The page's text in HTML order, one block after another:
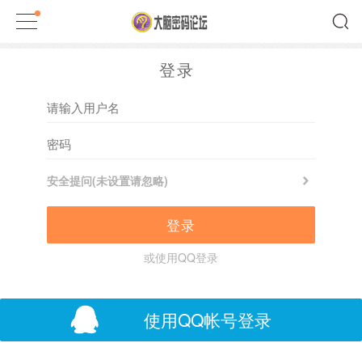
登录
安全提问(未设置请忽略)
登录
或使用QQ登录
使用QQ帐号登录